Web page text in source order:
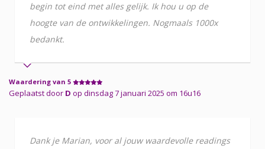
begin tot eind met alles gelijk. Ik hou u op de
hoogte van de ontwikkelingen. Nogmaals 1000x
bedankt.
Waardering van 5
Geplaatst door D op dinsdag 7 januari 2025 om 16u16
Dank je Marian, voor al jouw waardevolle readings